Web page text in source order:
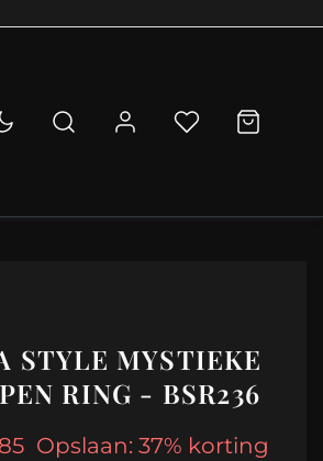
STYLE MYSTIEKE
RING - BSR236
Opslaan: 37% korting